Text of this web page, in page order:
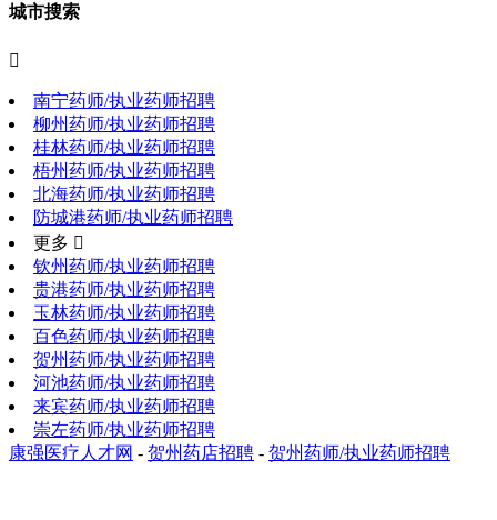
城市搜索

南宁药师/执业药师招聘
柳州药师/执业药师招聘
桂林药师/执业药师招聘
梧州药师/执业药师招聘
北海药师/执业药师招聘
防城港药师/执业药师招聘
更多 
钦州药师/执业药师招聘
贵港药师/执业药师招聘
玉林药师/执业药师招聘
百色药师/执业药师招聘
贺州药师/执业药师招聘
河池药师/执业药师招聘
来宾药师/执业药师招聘
崇左药师/执业药师招聘
康强医疗人才网 - 贺州药店招聘 - 贺州药师/执业药师招聘